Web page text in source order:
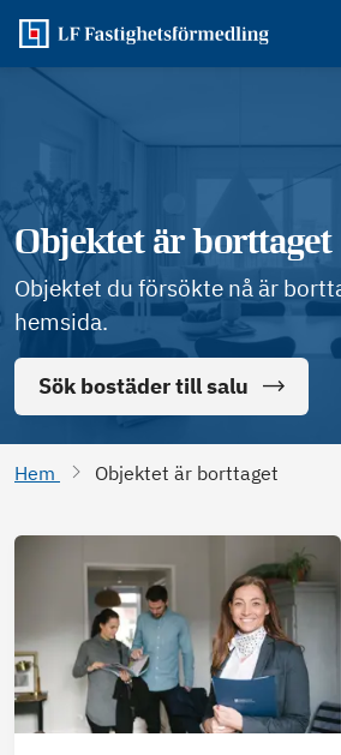
Objektet är borttaget
Objektet du försökte nå är
hemsida.
Sök bostäder till salu
Hem Objektet är borttaget